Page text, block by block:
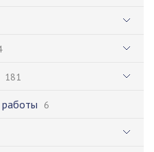
181
работы 6